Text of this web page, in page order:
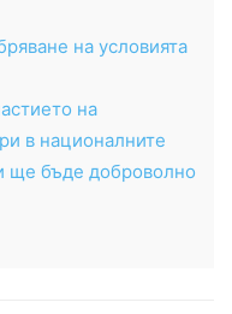
на условията
на
в националните
ще бъде доброволно